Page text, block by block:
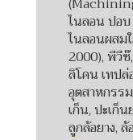
ไนลอน ปอ
ไนลอนผสม
2000), พีวี
ลิโคน เทป
อุตสาหกรร
เก็น, ปะเก็น
ลูกล้อยาง,